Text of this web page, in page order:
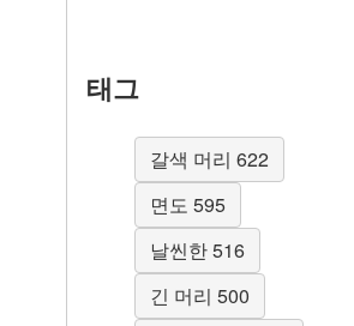
태그
갈색 머리 622
면도 595
날씬한 516
긴 머리 500